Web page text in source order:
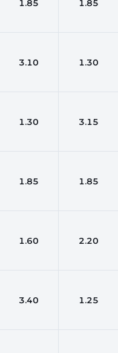
1.85 1.85
3.10 1.30
1.30 3.15
1.85 1.85
1.60 2.20
3.40 1.25